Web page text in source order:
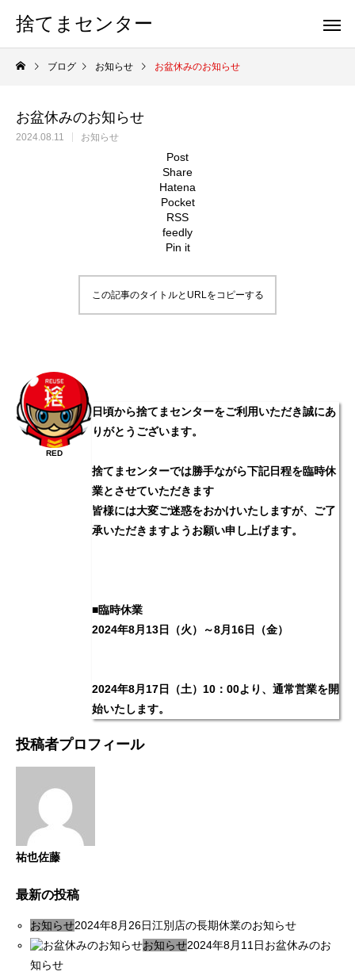
捨てまセンター
ブログ お知らせ お盆休みのお知らせ
お盆休みのお知らせ
2024.08.11 お知らせ
Post
Share
Hatena
Pocket
RSS
feedly
Pin it
この記事のタイトルとURLをコピーする
RED
日頃から捨てまセンターをご利用いただき誠にあ
りがとうございます。
捨てまセンターでは勝手ながら下記日程を臨時休
業とさせていただきます
皆様には大変ご迷惑をおかけいたしますが、ご了
承いただきますようお願い申し上げます。
■臨時休業
2024年8月13日（火）～8月16日（金）
2024年8月17日（土）10：00より、通常営業を開
始いたします。
投稿者プロフィール
祐也佐藤
最新の投稿
お知らせ2024年8月26日江別店の長期休業のお知らせ
お知らせ2024年8月11日お盆休みのお
知らせ